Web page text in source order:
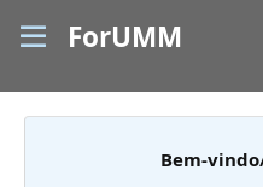
ForUMM
Bem-